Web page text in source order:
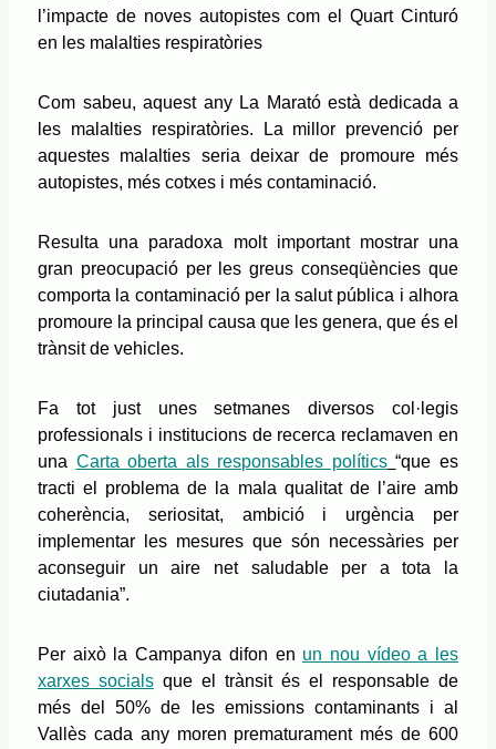
l’impacte de noves autopistes com el Quart Cinturó
en les malalties respiratòries
Com sabeu, aquest any La Marató està dedicada a
les malalties respiratòries. La millor prevenció per
aquestes malalties seria deixar de promoure més
autopistes, més cotxes i més contaminació.
Resulta una paradoxa molt important mostrar una
gran preocupació per les greus conseqüències que
comporta la contaminació per la salut pública i alhora
promoure la principal causa que les genera, que és el
trànsit de vehicles.
Fa tot just unes setmanes diversos col·legis
professionals i institucions de recerca reclamaven en
una Carta oberta als responsables polítics “que es
tracti el problema de la mala qualitat de l’aire amb
coherència, seriositat, ambició i urgència per
implementar les mesures que són necessàries per
aconseguir un aire net saludable per a tota la
ciutadania”.
Per això la Campanya difon en un nou vídeo a les
xarxes socials que el trànsit és el responsable de
més del 50% de les emissions contaminants i al
Vallès cada any moren prematurament més de 600